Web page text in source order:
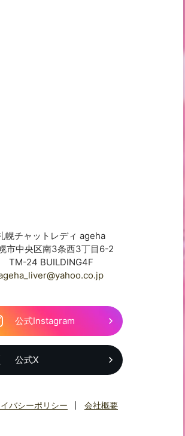
幌チャットレディ ageha
市中央区南3条西3丁目6-2
TM-24 BUILDING4F
公式Instagram
公式X
バシーポリシー 会社概要